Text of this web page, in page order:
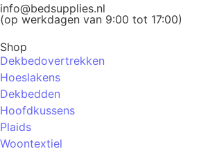
info@bedsupplies.nl
(op werkdagen van 9:00 tot 17:00)
Shop
Dekbedovertrekken
Hoeslakens
Dekbedden
Hoofdkussens
Plaids
Woontextiel